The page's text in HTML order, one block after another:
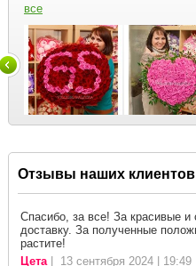
все
Отзывы наших клиентов
Спасибо, за все! За красивые
доставку. За полученные
растите!
Цета| 13 сентября 2024 | 19:49